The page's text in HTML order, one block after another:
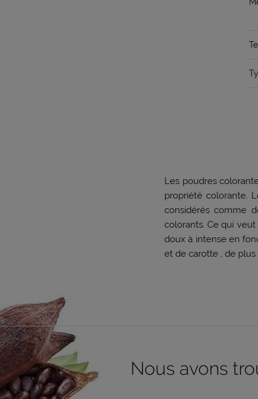
Les poudres
propriété colorante.
considérés comme
colorants. Ce qui
doux à intense en
et de carotte , de
Nous avons